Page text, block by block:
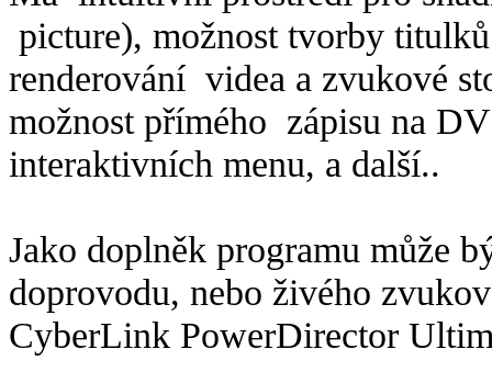
picture), možnost tvorby
renderování videa a zvukové
možnost přímého zápisu na
interaktivních menu, a další..
Jako doplněk programu může
doprovodu, nebo živého
CyberLink PowerDirector